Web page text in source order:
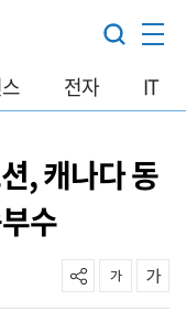
전자 IT
, 캐나다 동
수